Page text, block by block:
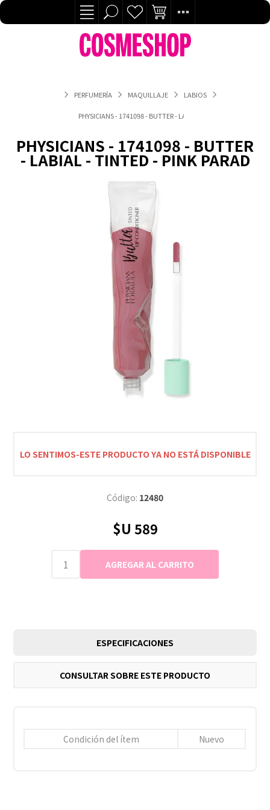
PERFUMERÍA MAQUILLAJE LABIOS
PHYSICIANS - 1741098 - BUTTER - LABIAL - TINTED - PINK PARAD
PHYSICIANS - 1741098 - BUTTER
- LABIAL - TINTED - PINK PARAD
LO SENTIMOS-ESTE PRODUCTO YA NO ESTÁ DISPONIBLE
Código: 12480
$U 589
ESPECIFICACIONES
CONSULTAR SOBRE ESTE PRODUCTO
Condición del ítem Nuevo